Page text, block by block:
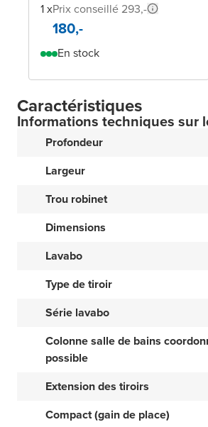
1 xPrix conseillé 293,-
180,-
En stock
Caractéristiques
Informations techniques sur
Profondeur
Largeur
Trou robinet
Dimensions
Lavabo
Type de tiroir
Série lavabo
Colonne salle de bains
possible
Extension des tiroirs
Compact (gain de place)